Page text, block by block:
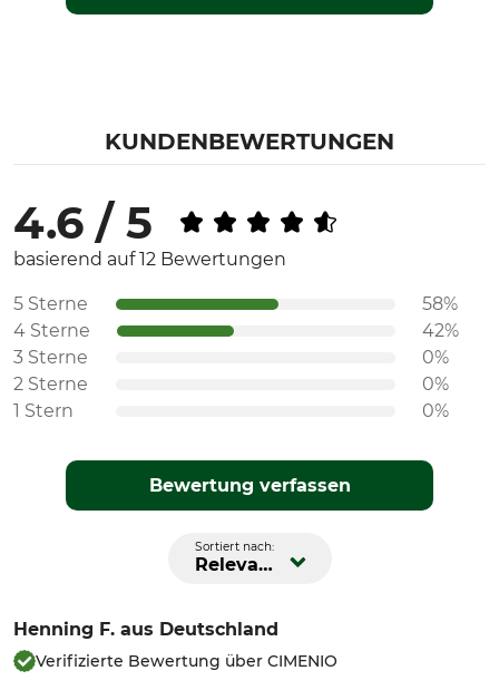
KUNDENBEWERTUNGEN
4.6 / 5
basierend auf 12 Bewertungen
5 Sterne
58%
4 Sterne
42%
3 Sterne
0%
2 Sterne
0%
1 Stern
0%
Bewertung verfassen
Sortiert nach:
Relevanz
Henning F. aus Deutschland
Verifizierte Bewertung über CIMENIO